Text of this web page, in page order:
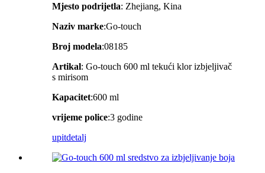
Mjesto podrijetla: Zhejiang, Kina
Naziv marke:Go-touch
Broj modela:08185
Artikal: Go-touch 600 ml tekući klor izbjeljivač
s mirisom
Kapacitet:600 ml
vrijeme police:3 godine
upitdetalj